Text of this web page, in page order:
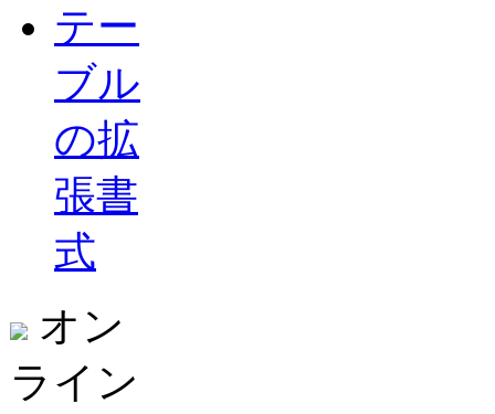
テー
ブル
の拡
張書
式
オン
ライン